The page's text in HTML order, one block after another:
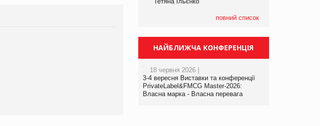
Брагина Людмила
роздрібної торгівлі
www.trademaster.ua.
правила. Особливості.
повний список
НАЙБЛИЖЧА КОНФЕРЕНЦІЯ
18 червня 2026 |
3-4 вересня Виставки та конференції
PrivateLabel&FMCG Master-2026:
Власна марка - Власна перевага